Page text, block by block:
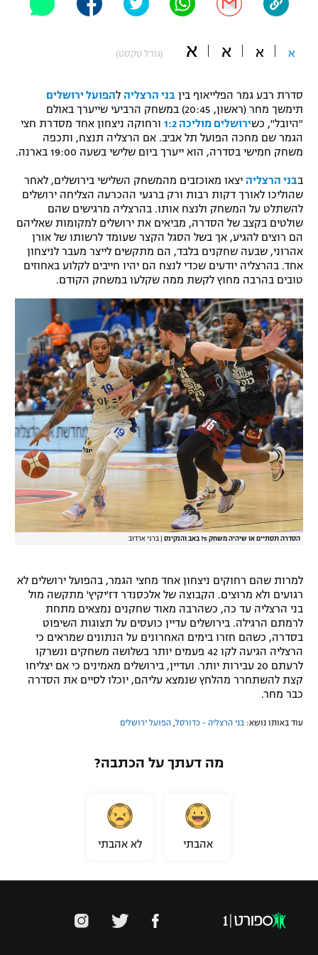
"מחצית בשכונה" – פודקאסט
תקנון משתתפים וזוכים בפרסים
תקנון עבור פעילות אלקטרה
תקנון עבור פעילות ספורט 1 – "מרלן"
טניס
תנאי שימוש
מדיניות פרטיות
תקנון פעילות ספורט 1
רשיון להקרנה פומבית לבית עסק
הצטרפות לחבילת הערוצים
לוח דרושים – ג'ובנט
תגיות
המגזין
כדורמים
פוטבול אמריקאי NFL
ספורט אתגרי ואקסטרים
אומנויות לחימה
גיימינג E-Sports
א א א א (גודל טקסט)
סדרת רבע גמר הפלייאוף בין בני הרצליה להפועל ירושלים
תימשך מחר (ראשון, 20:45) במשחק הרביעי שייערך באולם
"היובל", כשירושלים מוליכה 1:2
ורחוקה ניצחון אחד מסדרת חצי
הגמר שם מחכה הפועל תל אביב. אם הרצליה תנצח, ותכפה
משחק חמישי בסדרה, הוא ייערך ביום שלישי בשעה 19:00 בארנה.
בבני הרצליה יצאו מאוכזבים מהמשחק השלישי בירושלים, לאחר
שהוליכו לאורך דקות רבות ורק ברגעי ההכרעה הצליחה ירושלים
להשתלט על המשחק ולנצח אותו. בהרצליה מרגישים שהם
שולטים בקצב של הסדרה, מביאים את ירושלים למקומות שאליהם
הם רוצים להגיע, אך בשל הסגל הקצר שעומד לרשותו של אורן
אהרוני, שבעה שחקנים בלבד, הם מתקשים לייצר מעבר לניצחון
אחד. בהרצליה יודעים שכדי לנצח הם יהיו חייבים לקלוע באחוזים
טובים בהרבה מחוץ לקשת ממה שקלעו במשחק הקודם.
הסדרה תסתיים או שיהיה משחק 5? באב והנקינס ברני ארדוב
למרות שהם רחוקים ניצחון אחד מחצי הגמר, בהפועל ירושלים לא
רגועים ולא מרוצים. הקבוצה של אלכסנדר דז'יקיץ' מתקשה מול
בני הרצליה עד כה, כשהרבה מאוד שחקנים נמצאים מתחת
לרמתם הרגילה. בירושלים עדיין כועסים על תצוגות השיפוט
בסדרה, כשהם חזרו בימים האחרונים על הנתונים שמראים כי
הרצליה הגיעה לקו 42 פעמים יותר בשלושה משחקים ונשרקו
לרעתם 20 עבירות יותר. ועדיין, בירושלים מאמינים כי אם יצליחו
קצת להשתחרר מהלחץ שנמצא עליהם, יוכלו לסיים את הסדרה
כבר מחר.
עוד באותו נושא: בני הרצליה - כדורסל הפועל ירושלים
מה דעתך על הכתבה?
אהבתי לא אהבתי